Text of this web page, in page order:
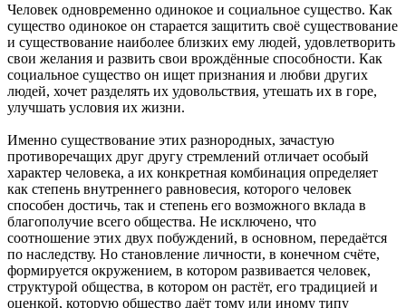
Человек одновременно одинокое и социальное существо. Как
существо одинокое он старается защитить своё существование
и существование наиболее близких ему людей, удовлетворить
свои желания и развить свои врождённые способности. Как
социальное существо он ищет признания и любви других
людей, хочет разделять их удовольствия, утешать их в горе,
улучшать условия их жизни.
Именно существование этих разнородных, зачастую
противоречащих друг другу стремлений отличает особый
характер человека, а их конкретная комбинация определяет
как степень внутреннего равновесия, которого человек
способен достичь, так и степень его возможного вклада в
благополучие всего общества. Не исключено, что
соотношение этих двух побуждений, в основном, передаётся
по наследству. Но становление личности, в конечном счёте,
формируется окружением, в котором развивается человек,
структурой общества, в котором он растёт, его традицией и
оценкой, которую общество даёт тому или иному типу